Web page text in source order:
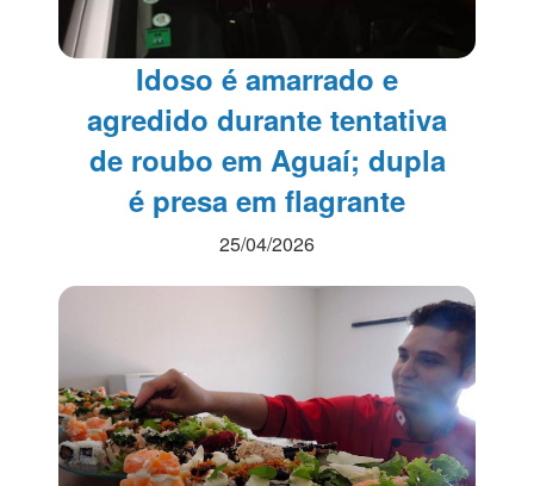
Idoso é amarrado e
agredido durante tentativa
de roubo em Aguaí; dupla
é presa em flagrante
25/04/2026